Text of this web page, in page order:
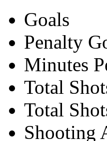
Goals
Penalty
Minutes
Total
Total
Shooting